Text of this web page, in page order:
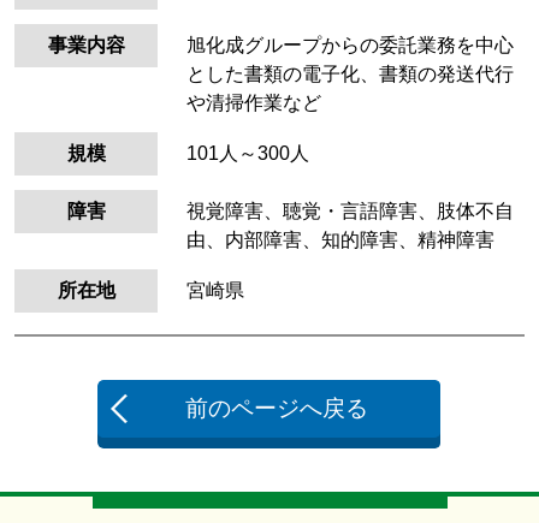
事業内容
旭化成グループからの委託業務を中心
とした書類の電子化、書類の発送代行
や清掃作業など
規模 101人～300人
障害
視覚障害、聴覚・言語障害、肢体不自
由、内部障害、知的障害、精神障害
所在地 宮崎県
前のページへ戻る